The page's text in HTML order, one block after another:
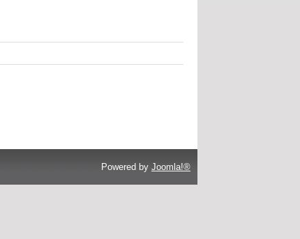
Powered by Joomla!®